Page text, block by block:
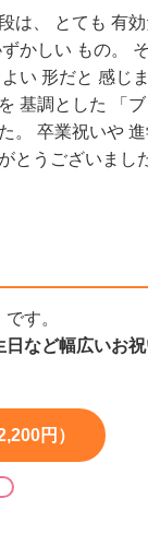
は、 とても 有
かしい もの。
い 形だと 感じま
基調とした 「
卒業祝いや
とうございまし
です。
など幅広いお
円）